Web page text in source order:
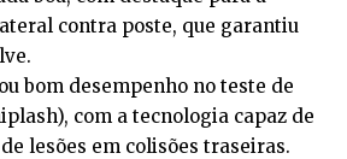
contra poste, que garantiu
bom desempenho no teste de
com a tecnologia capaz de
lesões em colisões traseiras.